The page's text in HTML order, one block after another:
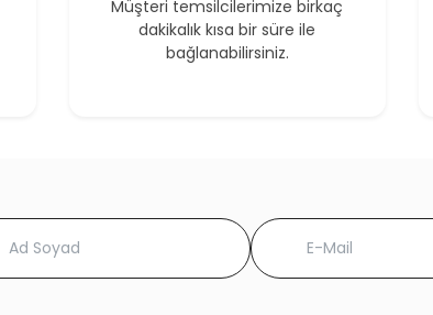
Müşteri temsilcilerimize birkaç
dakikalık kısa bir süre ile
bağlanabilirsiniz.